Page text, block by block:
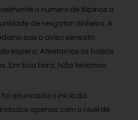
o número de filipinos a
de resgatar dinheiro. A
soa a aviso sensato.
espera. Atestamos os bolsos
Em boa hora. Não teríamos
anunciado o início da
apenas com o nível de